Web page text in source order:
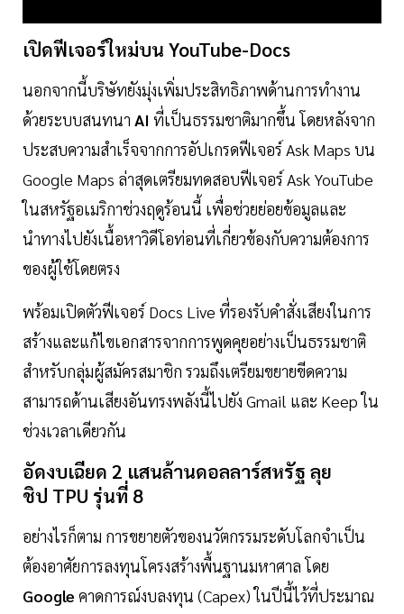
เปิดฟีเจอร์ใหม่บน YouTube-Docs
นอกจากนี้บริษัทยังมุ่งเพิ่มประสิทธิภาพด้านการทำงาน
ด้วยระบบสนทนา AI ที่เป็นธรรมชาติมากขึ้น โดยหลังจาก
ประสบความสำเร็จจากการอัปเกรดฟีเจอร์ Ask Maps บน
Google Maps ล่าสุดเตรียมทดสอบฟีเจอร์ Ask YouTube
ในสหรัฐอเมริกาช่วงฤดูร้อนนี้ เพื่อช่วยย่อยข้อมูลและ
นำทางไปยังเนื้อหาวิดีโอท่อนที่เกี่ยวข้องกับความต้องการ
ของผู้ใช้โดยตรง
พร้อมเปิดตัวฟีเจอร์ Docs Live ที่รองรับคำสั่งเสียงในการ
สร้างและแก้ไขเอกสารจากการพูดคุยอย่างเป็นธรรมชาติ
สำหรับกลุ่มผู้สมัครสมาชิก รวมถึงเตรียมขยายขีดความ
สามารถด้านเสียงอันทรงพลังนี้ไปยัง Gmail และ Keep ใน
ช่วงเวลาเดียวกัน
อัดงบเฉียด 2 แสนล้านดอลลาร์สหรัฐ ลุย
ชิป TPU รุ่นที่ 8
อย่างไรก็ตาม การขยายตัวของนวัตกรรมระดับโลกจำเป็น
ต้องอาศัยการลงทุนโครงสร้างพื้นฐานมหาศาล โดย
Google คาดการณ์งบลงทุน (Capex) ในปีนี้ไว้ที่ประมาณ